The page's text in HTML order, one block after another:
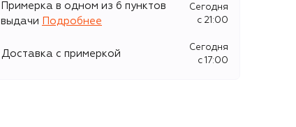
Примерка в одном из 6 пунктов
выдачи
Подробнее
Сегодня
c 21:00
Доставка с примеркой
Сегодня
c 17:00